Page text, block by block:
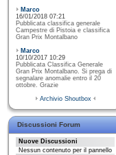
Marco
16/01/2018 07:21
Pubblicata classifica generale
Campestre di Pistoia e classifica
Gran Prix Montalbano
Marco
10/10/2017 10:29
Pubblicata Classifica Generale
Gran Prix Montalbano. Si prega di
segnalare anomalie entro il 20
ottobre. Grazie
Archivio Shoutbox
Discussioni Forum
Nuove Discussioni
Nessun contenuto per il pannello